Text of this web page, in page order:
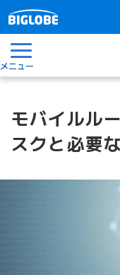
メニュー
モバイルル
スクと必要